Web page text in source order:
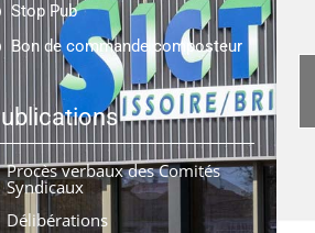
Stop Pub
Bon de commande composteur
Procès verbaux des Comités
Syndicaux
Délibérations